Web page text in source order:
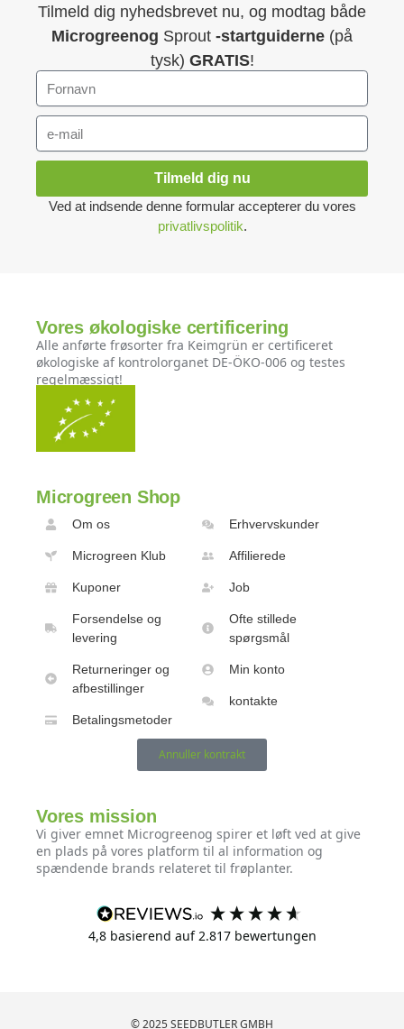
Tilmeld dig nyhedsbrevet nu, og modtag både
Microgreenog Sprout -startguiderne (på
tysk) GRATIS!
Tilmeld dig nu
Ved at indsende denne formular accepterer du vores
privatlivspolitik.
Vores økologiske certificering
Alle anførte frøsorter fra Keimgrün er certificeret
økologiske af kontrolorganet DE-ÖKO-006 og testes
regelmæssigt!
Microgreen Shop
Om os
Microgreen Klub
Kuponer
Forsendelse og
levering
Returneringer og
afbestillinger
Betalingsmetoder
Erhvervskunder
Affilierede
Job
Ofte stillede
spørgsmål
Min konto
kontakte
Annuller kontrakt
Vores mission
Vi giver emnet Microgreenog spirer et løft ved at give
en plads på vores platform til al information og
spændende brands relateret til frøplanter.
4,8 basierend auf 2.817bewertungen
© 2025 SEEDBUTLER GMBH